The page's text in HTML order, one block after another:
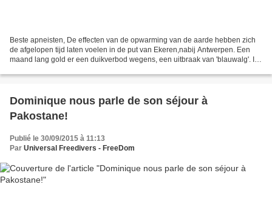
Beste apneisten, De effecten van de opwarming van de aarde hebben zich
de afgelopen tijd laten voelen in de put van Ekeren,nabij Antwerpen. Een
maand lang gold er een duikverbod wegens, een uitbraak van 'blauwalg'. In
Dominique nous parle de son séjour à
Pakostane!
Publié le 30/09/2015 à 11:13
Par Universal Freedivers - FreeDom